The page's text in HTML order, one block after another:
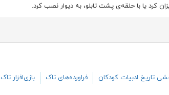
تاریخ ادبیات کودکان فراورده‌های تاک
بازی‌افزار تاک